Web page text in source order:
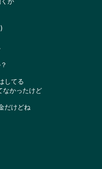
してる
なかったけど
だけどね